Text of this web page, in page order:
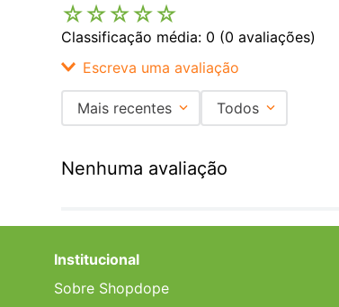
☆☆☆☆☆
Classificação média: 0 (0 avaliações)
Escreva uma avaliação
Título
Avalie o produto de 1 a 5 estrelas
★ ★
Mais recentes Todos
Nenhuma avaliação
Institucional
Sobre Shopdope